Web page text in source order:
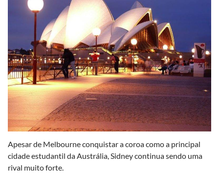
Apesar de Melbourne conquistar a coroa como a principal
cidade estudantil da Austrália, Sidney continua sendo uma
rival muito forte.